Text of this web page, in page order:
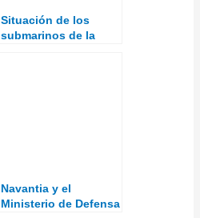
Situación de los
submarinos de la
Navantia y el
Ministerio de Defensa